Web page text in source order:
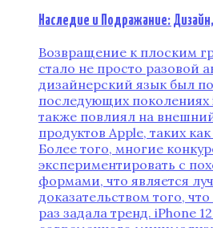
Наследие и Подражание:
Возвращение к плоским
стало не просто разовой
дизайнерский язык был
последующих поколениях
также повлиял на
продуктов Apple‚ таких
Более того‚ многие
экспериментировать с
формами‚ что является
доказательством того‚
раз задала тренд. iPhone